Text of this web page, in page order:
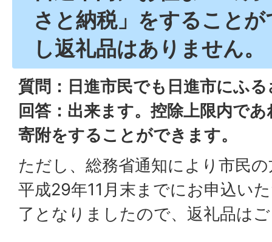
さと納税」をすること
し返礼品はありません。
質問：日進市民でも日進市にふ
回答：出来ます。控除上限内で
寄附をすることができます。
ただし、総務省通知により市民
平成29年11月末までにお申込い
了となりましたので、返礼品は